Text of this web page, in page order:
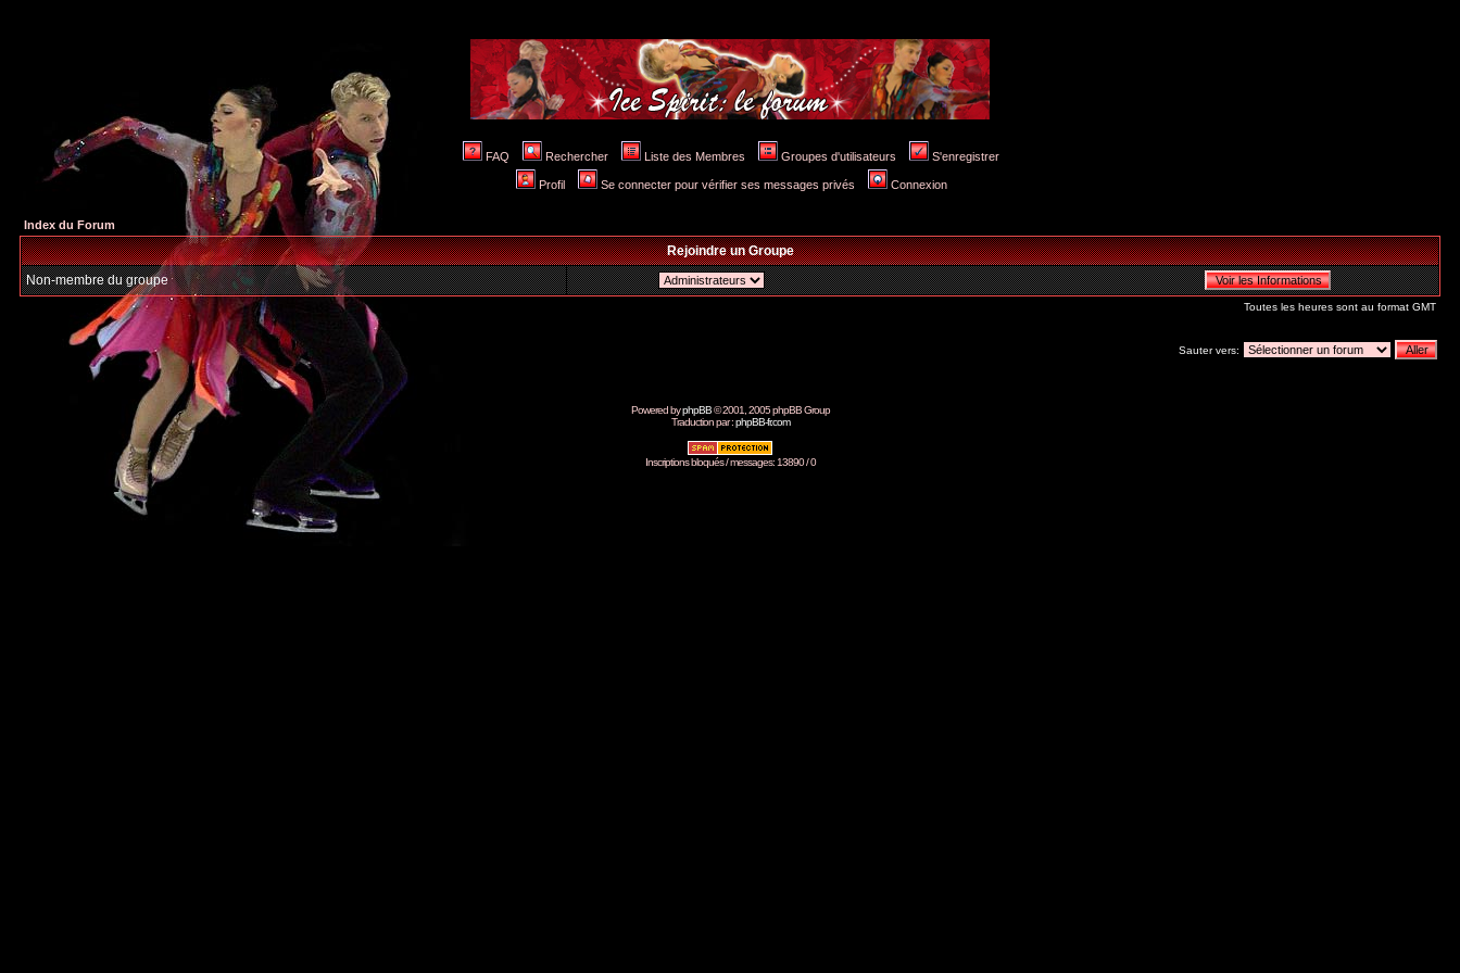
FAQ Rechercher Liste des Membres Groupes d'utilisateurs S'enregistrer
Profil Se connecter pour vérifier ses messages privés Connexion
Index du Forum
Rejoindre un Groupe
Non-membre du groupe
Toutes les heures sont au format GMT
Sauter vers:
Powered byphpBB© 2001, 2005 phpBB Group
Traduction par :phpBB-fr.com
Inscriptions bloqués / messages: 13890 / 0